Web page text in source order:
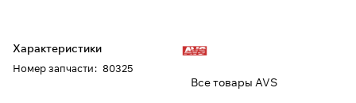
Характеристики
Номер запчасти: 80325
Все товары AVS